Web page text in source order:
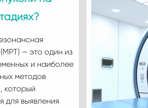
— это один из
и наиболее
методов
который
для выявления